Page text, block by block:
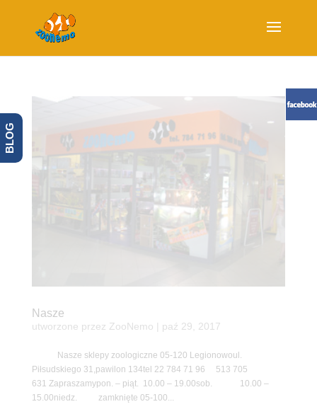
Nasze
utworzone przez ZooNemo paź 29, 2017
Nasze sklepy zoologiczne 05-120 Legionowoul.
Piłsudskiego 31,pawilon 134tel 22 784 71 96 513 705
631 Zapraszamypon. – piąt. 10.00 – 19.00sob. 10.00 –
15.00niedz. zamknięte 05-100...
BLOG